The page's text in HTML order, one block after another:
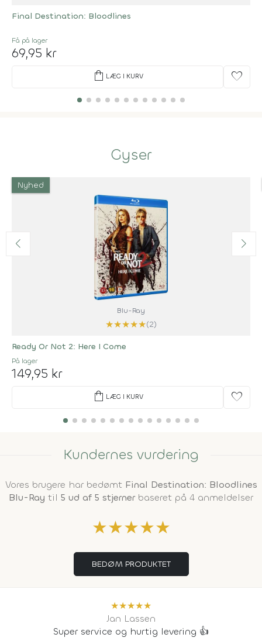
Final Destination: Bloodlines
Få på lager
69,95 kr
shopping_bag LÆG I KURV favorite
Gyser
Nyhed
Blu-Ray
★★★★★(2)
Ready Or Not 2: Here I Come
På lager
149,95 kr
shopping_bag LÆG I KURV favorite
Kundernes vurdering
Vores brugere har bedømt Final Destination: Bloodlines
Blu-Ray til 5 ud af 5 stjernerbaseret på 4 anmeldelser
★★★★★
BEDØM PRODUKTET
★★★★★
Jan Lassen
Super service og hurtig levering 👍